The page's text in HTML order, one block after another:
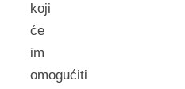
koji
će
im
omogućiti